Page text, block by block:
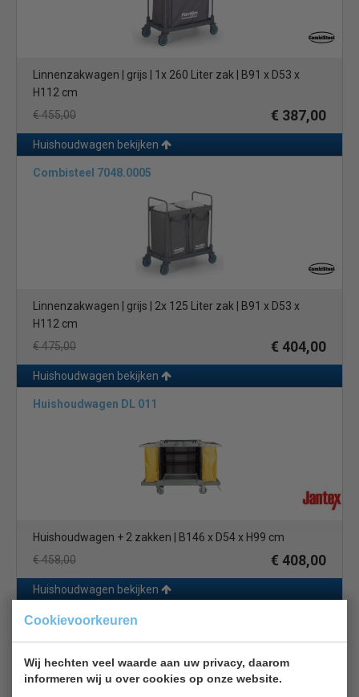
Cookievoorkeuren
Wij hechten veel waarde aan uw privacy, daarom
informeren wij u over cookies op onze website.
Linnenzakwagen | grijs | 1x 260 Liter zak | B91 x D53 x
H112 cm
€ 455,00
€ 387,00
Huishoudwagen bekijken
Combisteel 7048.0005
Linnenzakwagen | grijs | 2x 125 Liter zak | B91 x D53 x
H112 cm
€ 475,00
€ 404,00
Huishoudwagen bekijken
Huishoudwagen DL 011
Huishoudwagen + 2 zakken | B146 x D54 x H99 cm
€ 458,00
€ 408,00
Huishoudwagen bekijken
Rubbermaid Schoonmaakwagen CE892